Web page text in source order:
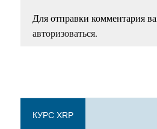
Для отправки комментария
авторизоваться.
КУРС XRP